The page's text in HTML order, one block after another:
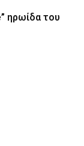
ηρωίδα του